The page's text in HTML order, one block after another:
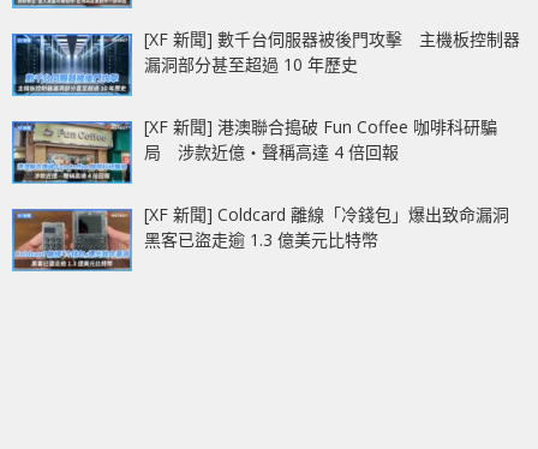
[XF 新聞] 數千台伺服器被後門攻擊 主機板控制器
漏洞部分甚至超過 10 年歷史
[XF 新聞] 港澳聯合搗破 Fun Coffee 咖啡科研騙
局 涉款近億‧聲稱高達 4 倍回報
[XF 新聞] Coldcard 離線「冷錢包」爆出致命漏洞
黑客已盜走逾 1.3 億美元比特幣